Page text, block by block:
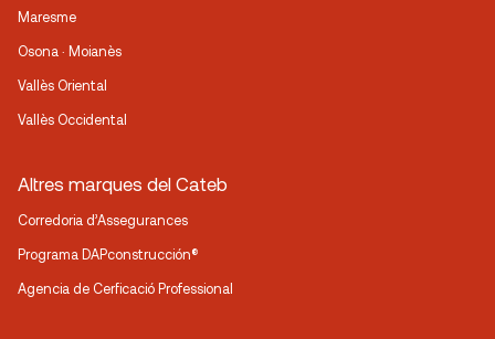
Maresme
Osona · Moianès
Vallès Oriental
Vallès Occidental
Altres marques del Cateb
Corredoria d’Assegurances
Programa DAPconstrucción®
Agencia de Cerficació Professional